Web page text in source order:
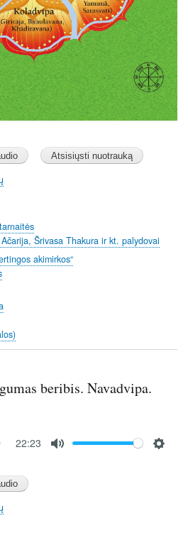
Šrivasa Thakura ir kt. palydovai
akimirkos“
beribis. Navadvipa.
22:23